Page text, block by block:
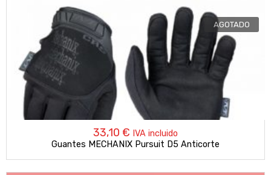
AGOTADO
33,10 € IVA incluido
Guantes MECHANIX Pursuit D5 Anticorte